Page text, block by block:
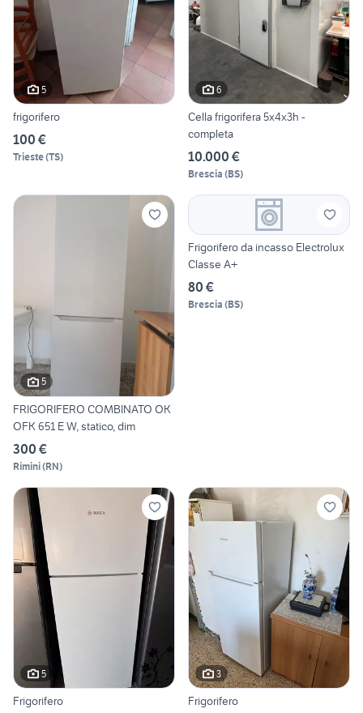
5
frigorifero
100 €
Trieste(TS)
6
Cella frigorifera 5x4x3h -
completa
10.000 €
Brescia (BS)
5
FRIGORIFERO COMBINATO OK
OFK 651 E W, statico, dim
300 €
Rimini(RN)
Frigorifero da incasso Electrolux
Classe A+
80 €
Brescia (BS)
5
Frigorifero
3
Frigorifero